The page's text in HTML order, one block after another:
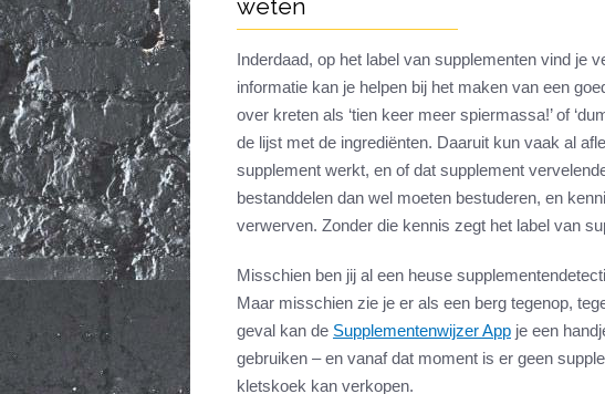
weten
Inderdaad, op het label van supplementen vind je
informatie kan je helpen bij het maken van een
over kreten als ‘tien keer meer spiermassa!’ of
de lijst met de ingrediënten. Daaruit kun vaak al
supplement werkt, en of dat supplement
bestanddelen dan wel moeten bestuderen, en
verwerven. Zonder die kennis zegt het label van
Misschien ben jij al een heuse
Maar misschien zie je er als een berg tegenop,
geval kan de Supplementenwijzer App je een
gebruiken – en vanaf dat moment is er geen
kletskoek kan verkopen.